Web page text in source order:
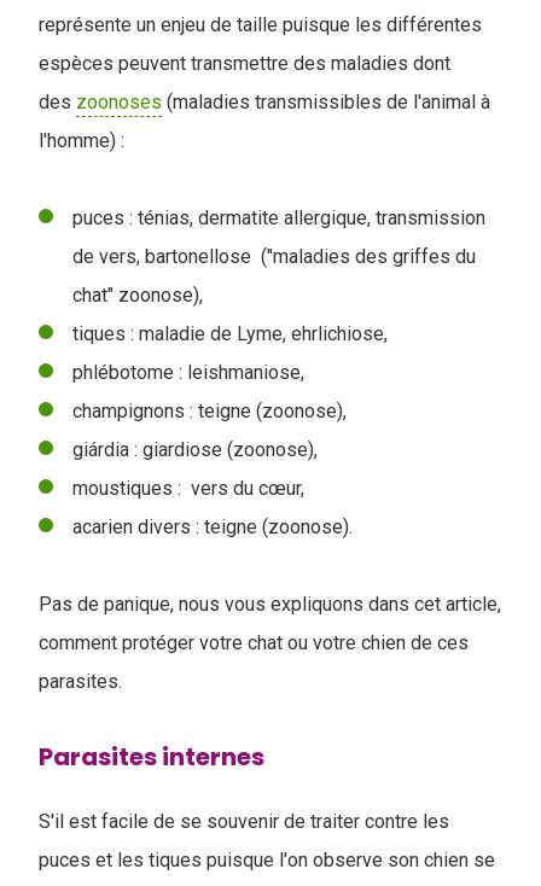
représente un enjeu de taille puisque les différentes
espèces peuvent transmettre des maladies dont
des zoonoses (maladies transmissibles de l'animal à
l'homme) :
puces : ténias, dermatite allergique, transmission
de vers, bartonellose ("maladies des griffes du
chat" zoonose),
tiques : maladie de Lyme, ehrlichiose,
phlébotome : leishmaniose,
champignons : teigne (zoonose),
giárdia : giardiose (zoonose),
moustiques : vers du cœur,
acarien divers : teigne (zoonose).
Pas de panique, nous vous expliquons dans cet article,
comment protéger votre chat ou votre chien de ces
parasites.
Parasites internes
S'il est facile de se souvenir de traiter contre les
puces et les tiques puisque l'on observe son chien se